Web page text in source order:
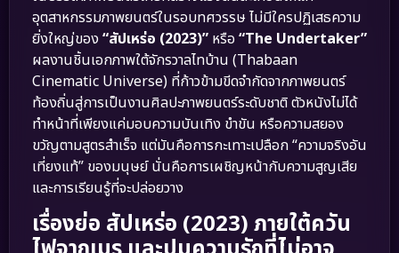
อุตสาหกรรมภาพยนตร์ในรอบทศวรรษ ไม่มีใครปฏิเสธความ
ยิ่งใหญ่ของ “สัปเหร่อ (2023)” หรือ “The Undertaker”
ผลงานชิ้นเอกภาพใต้จักรวาลไทบ้าน (Thabaan
Cinematic Universe) ที่ก้าวข้ามขีดจำกัดจากภาพยนตร์
ท้องถิ่นสู่การเป็นงานศิลปะภาพยนตร์ระดับชาติ ตัวหนังไม่ได้
ทำหน้าที่เพียงแค่มอบความบันเทิง ขำขัน หรือความสยอง
ขวัญตามสูตรสำเร็จ แต่มันคือการกะเทาะเปลือก “ความจริงอัน
เที่ยงแท้” ของมนุษย์ นั่นคือการเผชิญหน้ากับความสูญเสีย
และการเรียนรู้ที่จะปล่อยวาง
เรื่องย่อ สัปเหร่อ (2023) ภายใต้ควัน